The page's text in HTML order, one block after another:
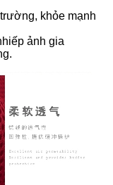
khỏe mạnh
ảnh gia